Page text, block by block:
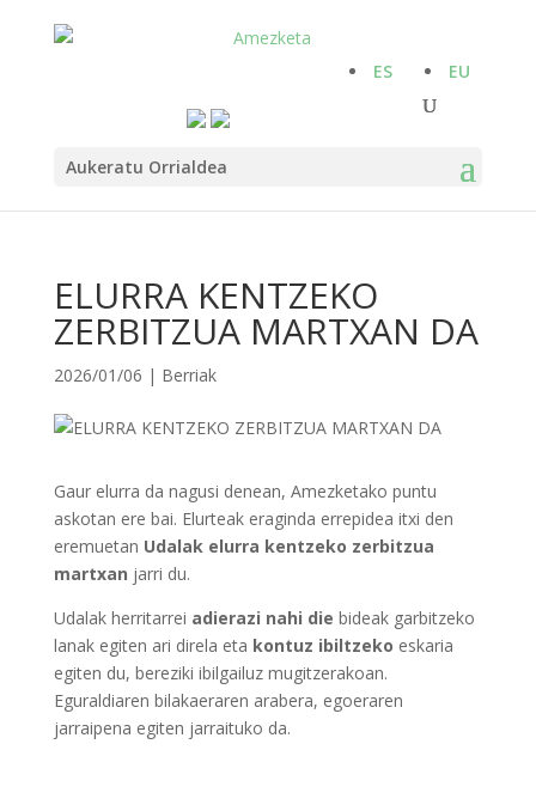
Aukeratu Orrialdea
ES EU
ELURRA KENTZEKO
ZERBITZUA MARTXAN DA
2026/01/06 | Berriak
Gaur elurra da nagusi denean, Amezketako puntu
askotan ere bai. Elurteak eraginda errepidea itxi den
eremuetan Udalak elurra kentzeko zerbitzua
martxan jarri du.
Udalak herritarrei adierazi nahi die bideak garbitzeko
lanak egiten ari direla eta kontuz ibiltzeko eskaria
egiten du, bereziki ibilgailuz mugitzerakoan.
Eguraldiaren bilakaeraren arabera, egoeraren
jarraipena egiten jarraituko da.